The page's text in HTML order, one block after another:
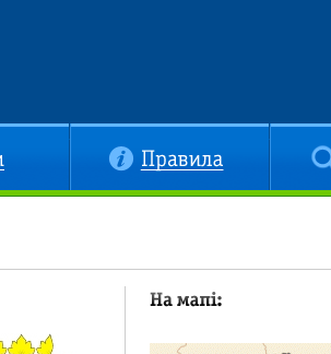
Правила Пошук
На карті: